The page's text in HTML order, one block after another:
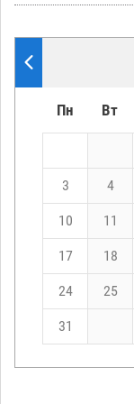
Пн Вт
3 4
10 11
17 18
24 25
31